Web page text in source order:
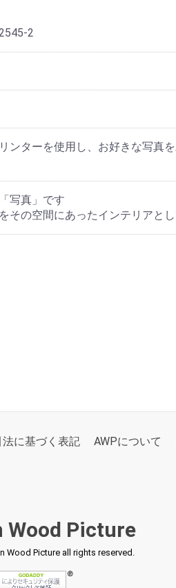
2
ンターを使用し、お好きな写真
写真」です
その空間にあったインテリアと
に基づく表記 AWPについて
Wood Picture
Wood Picture all rights reserved.